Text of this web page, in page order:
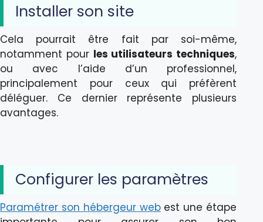
Installer son site
Cela pourrait être fait par soi-même,
notamment pour les utilisateurs techniques,
ou avec l’aide d’un professionnel,
principalement pour ceux qui préfèrent
déléguer. Ce dernier représente plusieurs
avantages.
Configurer les paramètres
Paramétrer son hébergeur webest une étape